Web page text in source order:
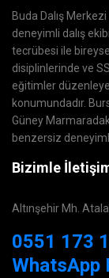
Buda Dalış
deneyimli dalış
tecrübesi ile
disiplinlerinde ve
eğitimler
konumundadır.
Güney
benzersiz
Bizimle
Altınşehir Mh.
0551 173
WhatsApp